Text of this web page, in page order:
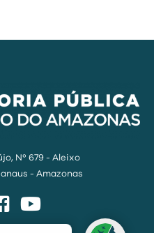
Nº 679 - Aleixo
- Amazonas
Facebook